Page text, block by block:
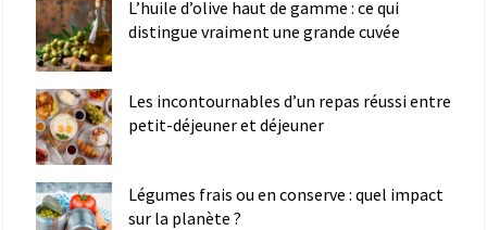
L’huile d’olive haut de gamme : ce qui
distingue vraiment une grande cuvée
Les incontournables d’un repas réussi entre
petit-déjeuner et déjeuner
Légumes frais ou en conserve : quel impact
sur la planète ?